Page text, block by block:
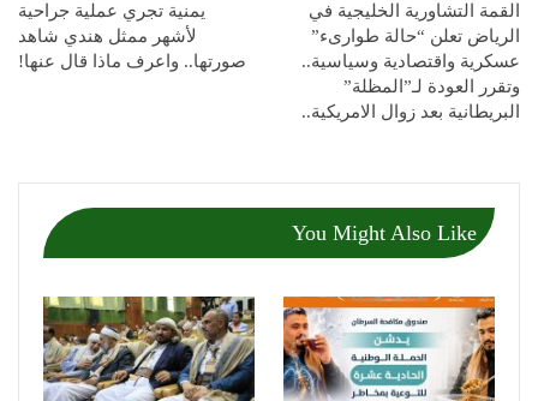
القمة التشاورية الخليجية في
الرياض تعلن “حالة طوارىء”
عسكرية واقتصادية وسياسية..
وتقرر العودة لـ”المظلة”
البريطانية بعد زوال الامريكية..
يمنية تجري عملية جراحية
لأشهر ممثل هندي شاهد
صورتها.. واعرف ماذا قال عنها!
You Might Also Like